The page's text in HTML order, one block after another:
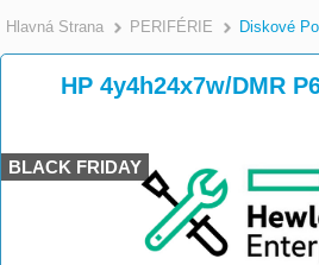
Hlavná Strana >
PERIFÉRIE Diskové
HP 4y4h24x7w/DMR
BLACK FRIDAY